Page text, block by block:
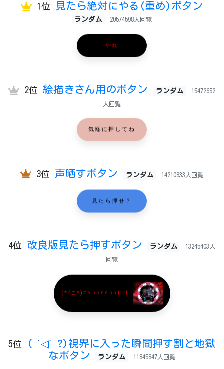
1位 見たら絶対にやる(重め)ボタン
ランダム 20574598人回覧
やれ
2位 絵描きさん用のボタン ランダム 15472652
人回覧
気軽に押してね
3位 声晒すボタン ランダム 14210833人回覧
見たら押せ？
4位 改良版見たら押すボタン ランダム 13245403人
回覧
(*^□^)ﾆｬﾊﾊﾊﾊﾊﾊ!!!!
5位
( ˙◁˙ ?)視界に入った瞬間押す割と地獄
なボタン
ランダム 11845847人回覧